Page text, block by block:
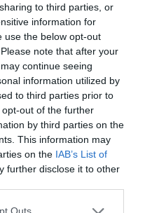
to third parties, or
information for
use the below opt-out
note that after your
continue seeing
information utilized by
to third parties prior to
out of the further
by third parties on the
This information may
on the IAB’s List of
further disclose it to other
one or more Google
οµοιότητες,
που ορίζουν και
και τον τρόπο
θα
αυτό για να
διαφορετικούς
Γιατί και οι δύο
τις